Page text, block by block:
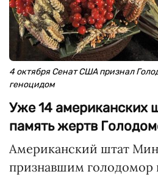
4 октября Сенат США признал
геноцидом
Уже 14 американских
память жертв
Американский штат
признавшим голодомор